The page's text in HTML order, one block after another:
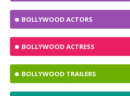
BOLLYWOOD ACTORS
BOLLYWOOD ACTRESS
BOLLYWOOD TRAILERS